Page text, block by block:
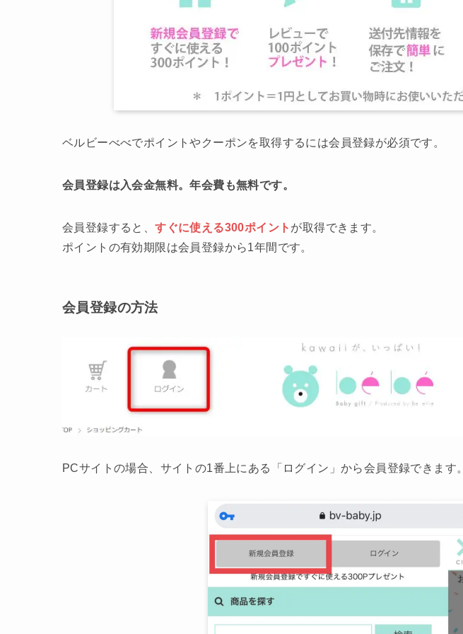
ベルビーべべでポイントやクーポンを取得するには会員登録が必須です。
会員登録は入会金無料。年会費も無料です。
会員登録すると、すぐに使える300ポイント が取得できます。
ポイントの有効期限は会員登録から1年間です。
会員登録の方法
PCサイトの場合、サイトの1番上にある「ログイン」から会員登録できます。